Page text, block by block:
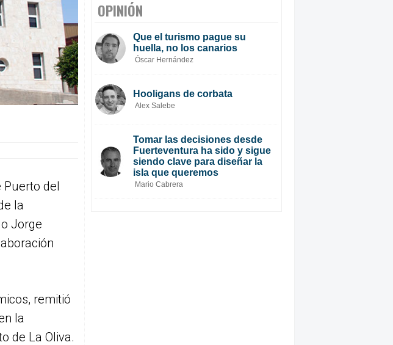
Puerto del
la
Jorge
remitió
la
de La Oliva.
OPINIÓN
Que el turismo pague su
huella, no los canarios
Óscar Hernández
Hooligans de corbata
Alex Salebe
Tomar las decisiones desde
Fuerteventura ha sido y sigue
siendo clave para diseñar la
isla que queremos
Mario Cabrera